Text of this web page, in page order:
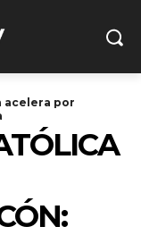
acelera por